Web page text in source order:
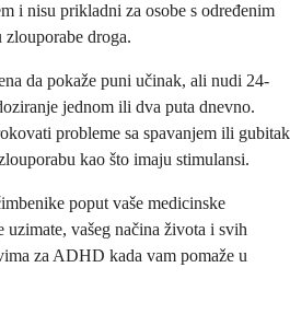
i nisu prikladni za osobe s određenim
droga.
da pokaže puni učinak, ali nudi 24-
jednom ili dva puta dnevno.
probleme sa spavanjem ili gubitak
kao što imaju stimulansi.
poput vaše medicinske
vašeg načina života i svih
za ADHD kada vam pomaže u